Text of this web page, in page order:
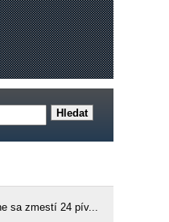
sa zmestí 24 pív...